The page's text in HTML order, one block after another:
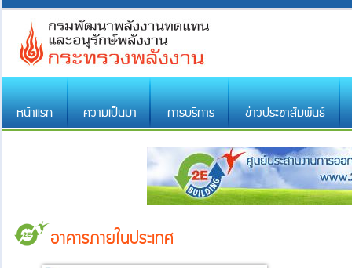
หน้าแรก ความเป็นมา การบริการ ข่าวประชาสัมพันธ์
อาคารภายในประเทศ